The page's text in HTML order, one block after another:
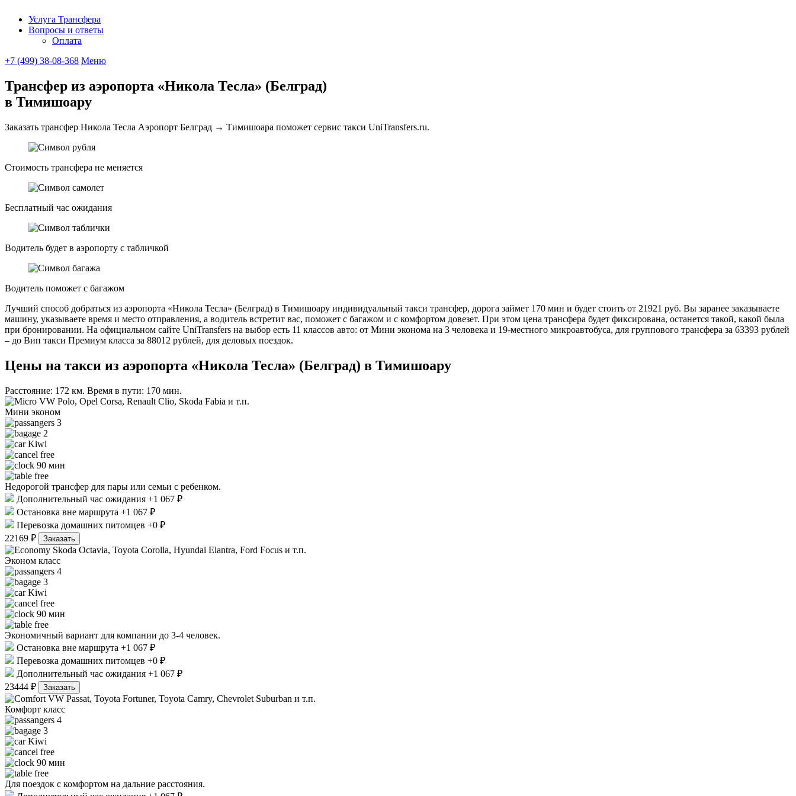
UniTransfers
Услуга Трансфера
Вопросы и ответы
Оплата
+7 (499) 38-08-368 Меню
Трансфер из аэропорта «Никола Тесла» (Белград)
в Тимишоару
Заказать трансфер Никола Тесла Аэропорт Белград → Тимишоара поможет сервис такси UniTransfers.ru.
Стоимость трансфера не меняется
Бесплатный час ожидания
Водитель будет в аэропорту с табличкой
Водитель поможет с багажом
Лучший способ добраться из аэропорта «Никола Тесла» (Белград) в Тимишоару индивидуальный такси трансфер, дорога займет 170 мин и будет стоить от 21921 руб. Вы заранее заказываете
машину, указываете время и место отправления, а водитель встретит вас, поможет с багажом и с комфортом довезет. При этом цена трансфера будет фиксирована, останется такой, какой была
при бронировании. На официальном сайте UniTransfers на выбор есть 11 классов авто: от Мини эконома на 3 человека и 19-местного микроавтобуса, для группового трансфера за 63393 рублей
– до Вип такси Премиум класса за 88012 рублей, для деловых поездок.
Цены на такси из аэропорта «Никола Тесла» (Белград) в Тимишоару
Расстояние: 172 км. Время в пути: 170 мин.
VW Polo, Opel Corsa, Renault Clio, Skoda Fabia и т.п.
Мини эконом
3
2
Kiwi
free
90 мин
free
Недорогой трансфер для пары или семьи с ребенком.
Дополнительный час ожидания +1 067 ₽
Остановка вне маршрута +1 067 ₽
Перевозка домашних питомцев +0 ₽
22169 ₽
Заказать
Skoda Octavia, Toyota Corolla, Hyundai Elantra, Ford Focus и т.п.
Эконом класс
4
3
Kiwi
free
90 мин
free
Экономичный вариант для компании до 3-4 человек.
Остановка вне маршрута +1 067 ₽
Перевозка домашних питомцев +0 ₽
Дополнительный час ожидания +1 067 ₽
23444 ₽
Заказать
VW Passat, Toyota Fortuner, Toyota Camry, Chevrolet Suburban и т.п.
Комфорт класс
4
3
Kiwi
free
90 мин
free
Для поездок с комфортом на дальние расстояния.